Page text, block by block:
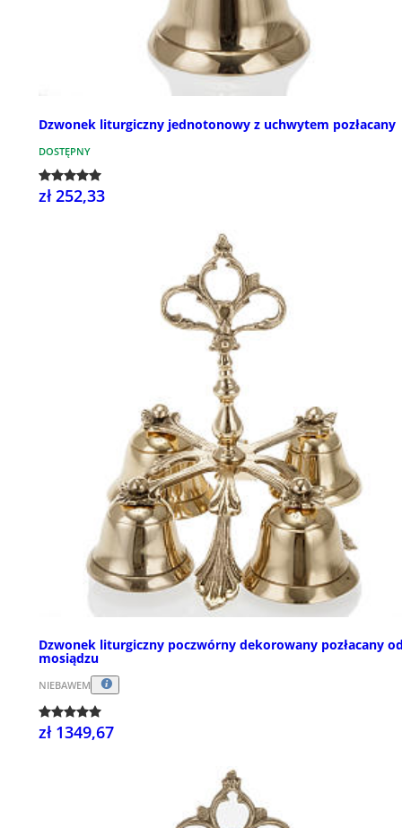
Dzwonek liturgiczny jednotonowy z uchwytem pozłacany
DOSTĘPNY
zł 252,33
Dzwonek liturgiczny poczwórny dekorowany pozłacany
mosiądzu
NIEBAWEM
zł 1349,67